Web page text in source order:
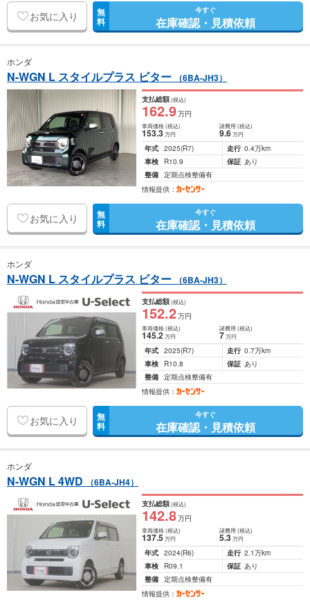
お気に入り 無
料
今すぐ
在庫確認・見積依頼
ホンダ
N-WGN L スタイルプラス ビター （6BA-JH3）
支払総額(税込)
162.9万円
車両価格(税込)
153.3万円
諸費用 (税込)
9.6 万円
年式 2025(R7) 走行 0.4万km
車検
R10.9 保証 あり
整備 定期点検整備有
情報提供：
お気に入り 無
料
今すぐ
在庫確認・見積依頼
ホンダ
N-WGN L スタイルプラス ビター （6BA-JH3）
支払総額(税込)
152.2万円
車両価格(税込)
145.2万円
諸費用 (税込)
7 万円
年式 2025(R7) 走行 0.7万km
車検
R10.8 保証 あり
整備 定期点検整備有
情報提供：
お気に入り 無
料
今すぐ
在庫確認・見積依頼
ホンダ
N-WGN L 4WD （6BA-JH4）
支払総額(税込)
142.8万円
車両価格(税込)
137.5万円
諸費用 (税込)
5.3 万円
年式 2024(R6) 走行 2.1万km
車検
R09.1 保証 あり
整備 定期点検整備有
情報提供：